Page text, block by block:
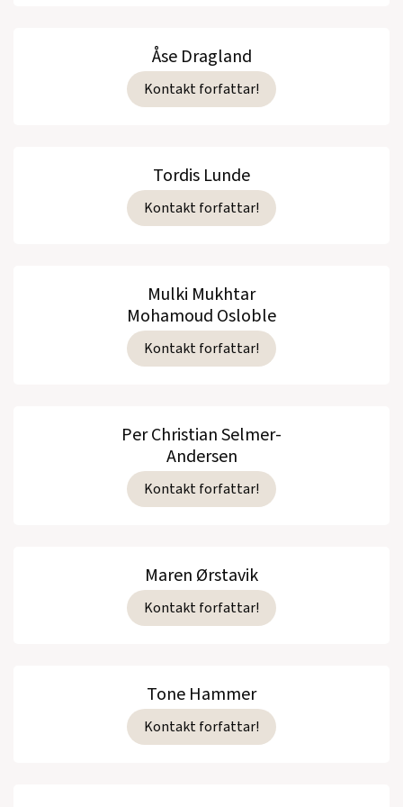
Se alle utgivelser
Åse Dragland
Kontakt forfattar!
Tordis Lunde
Kontakt forfattar!
Mulki Mukhtar
Mohamoud Osloble
Kontakt forfattar!
Per Christian Selmer-
Andersen
Kontakt forfattar!
Maren Ørstavik
Kontakt forfattar!
Tone Hammer
Kontakt forfattar!